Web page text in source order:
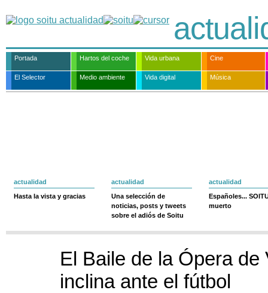
Portada Hartos del coche Vida urbana Cine
El Selector Medio ambiente Vida digital Música
actualidad
Hasta la vista y gracias
actualidad
Una selección de
noticias, posts y tweets
sobre el adiós de Soitu
actualidad
Españoles...
muerto
El Baile de la Ópera de
inclina ante el fútbol